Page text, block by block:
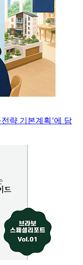
략 기본계획’에 담